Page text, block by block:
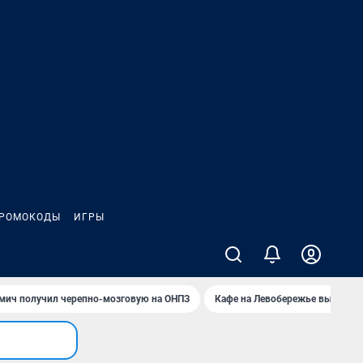
ИГРЫ
получил черепно-мозговую на ОНПЗ Кафе на Левобережье